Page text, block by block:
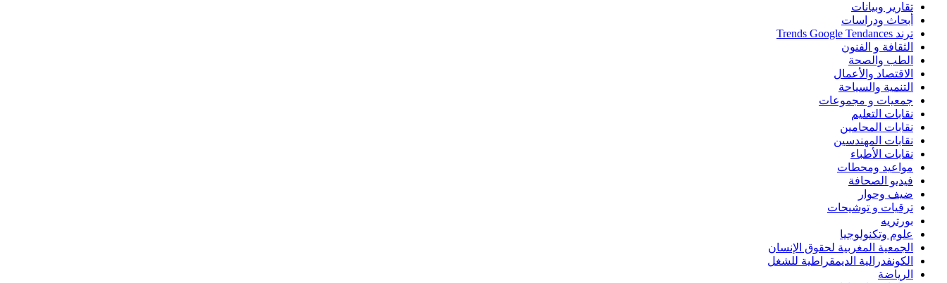
تقارير وبيانات
أبحاث ودراسات
ترند Trends Google Tendances
الثقافة و الفنون
الطب والصحة
الاقتصاد والأعمال
التنمية والسياحة
جمعيات و مجموعات
نقابات التعليم
نقابات المحامين
نقابات المهندسين
نقابات الأطباء
مواعيد ومحطات
فيديو الصحافة
ضيف وحوار
ترقيات و توشيحات
بورتريه
علوم وتكنولوجيا
الجمعية المغربية لحقوق الإنسان
الكونفدرالية الديمقراطية للشغل
الرياضة